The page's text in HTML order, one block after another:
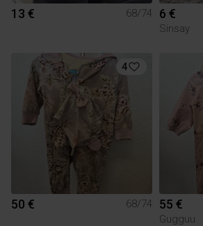
13 € 68/74 6 €
Sinsay
4
50 € 68/74 55 €
Gugguu